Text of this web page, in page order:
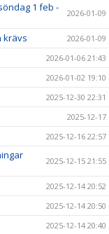
1 feb -
2026-01-09
krävs 2026-01-09
2026-01-06 21:43
2026-01-02 19:10
2025-12-30 22:31
2025-12-17
2025-12-16 22:57
2025-12-15 21:55
2025-12-14 20:52
2025-12-14 20:50
2025-12-14 20:40